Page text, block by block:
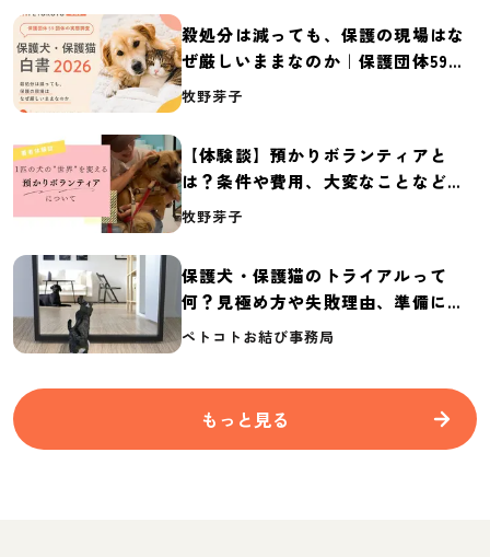
殺処分は減っても、保護の現場はな
ぜ厳しいままなのか｜保護団体59団
体の実態調査【保護犬・保護猫白書
牧野芽子
【体験談】預かりボランティアと
は？条件や費用、大変なことなど紹
介
牧野芽子
保護犬・保護猫のトライアルって
何？見極め方や失敗理由、準備に必
要なものを紹介
ペトコトお結び事務局
もっと見る